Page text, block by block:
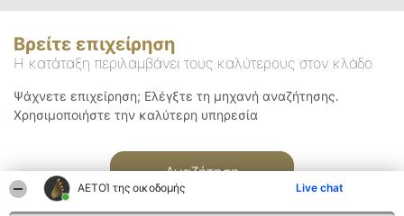
ΑΕΤΟΊ της οικοδομής Live chat
Βρείτε επιχείρηση
Η κατάταξη περιλαμβάνει τους καλύτερους στον κλάδο
Ψάχνετε επιχείρηση; Ελέγξτε τη μηχανή αναζήτησης.
Χρησιμοποιήστε την καλύτερη υπηρεσία
Αναζήτηση